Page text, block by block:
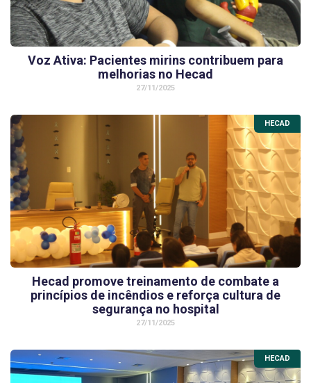
Voz Ativa: Pacientes mirins contribuem para
melhorias no Hecad
27/11/2025
HECAD
Hecad promove treinamento de combate a
princípios de incêndios e reforça cultura de
segurança no hospital
27/11/2025
HECAD